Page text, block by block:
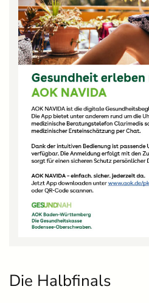
Die Halbfinals